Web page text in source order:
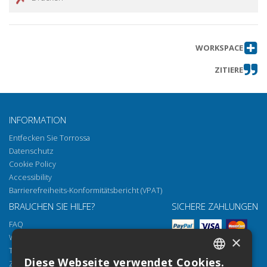
WORKSPACE
ZITIERE
INFORMATION
Entfecken Sie Torrossa
Datenschutz
Cookie Policy
Accessibility
Barrierefreiheits-Konformitätsbericht (VPAT)
BRAUCHEN SIE HILFE?
FAQ
Wie öffnen Sie unsere Dokumente
Torrossa Reader
Zugriffsmöglichkeiten
SICHERE ZAHLUNGEN
×
Diese Webseite verwendet Cookies.